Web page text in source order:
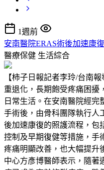
1週前
安南醫院ERAS術後加速康
醫療保健 生活綜合
【柿子日報記者李玲/台南
重退化，長期飽受疼痛困擾
日常生活。在安南醫院經完
手術後，由骨科團隊執行人
後加速康復的照護流程，包
控制及早期復健等措施，手
疼痛明顯改善，也大幅提升
中心方彥博醫師表示，隨著